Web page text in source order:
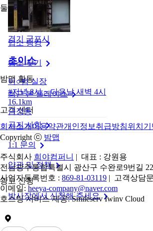
둘러보기
밤맵 메인
업소 랭킹
업소 찾기
밤맵 활동
최근 본 플레이스
고객 센터
공지 사항
1:1 문의
약관 및 정책
광고 신청
밤사장에서 신청해 주세요
경기 군포시
초이스
이○범실장
#저녁 8시 ~ 다음날 새벽 4시
16.1km
금정동
회사소개이용약관개인정보취급방침위치
Copyright ⓒ 밤맵
주식회사 희야컴퍼니 | 대표 : 강원용
전남광주통합특별시 광산구 수완로9번길
사업자등록번호 : 869-81-03119 | 고객상담
이메일: heeya-company@naver.com
호스팅 서비스 제공: Smileserv Iwinv Cloud